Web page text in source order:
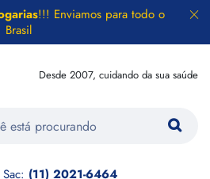
!!! Enviamos para todo o
Brasil
Desde 2007, cuidando da sua saúde
(11) 2021-6464